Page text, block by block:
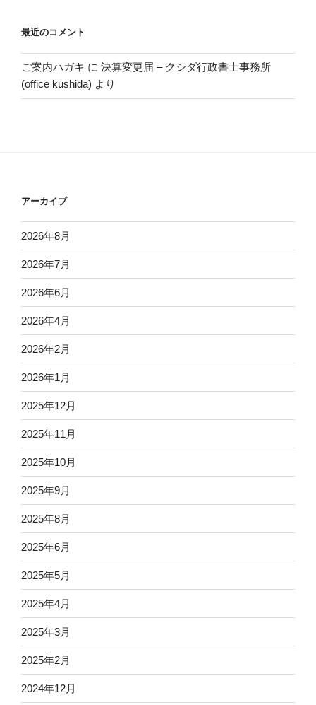
最近のコメント
ご案内ハガキ に 決算変更届 – クシダ行政書士事務所
(office kushida) より
アーカイブ
2026年8月
2026年7月
2026年6月
2026年4月
2026年2月
2026年1月
2025年12月
2025年11月
2025年10月
2025年9月
2025年8月
2025年6月
2025年5月
2025年4月
2025年3月
2025年2月
2024年12月